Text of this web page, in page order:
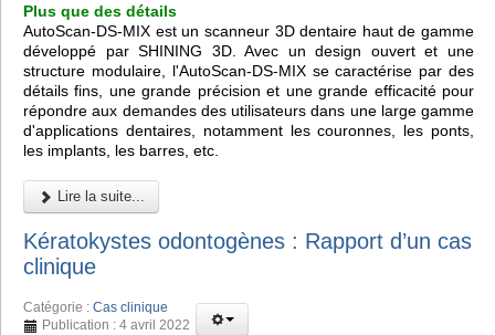
Plus que des détails
AutoScan-DS-MIX est un scanneur 3D dentaire haut de gamme
développé par SHINING 3D. Avec un design ouvert et une
structure modulaire, l'AutoScan-DS-MIX se caractérise par des
détails fins, une grande précision et une grande efficacité pour
répondre aux demandes des utilisateurs dans une large gamme
d'applications dentaires, notamment les couronnes, les ponts,
les implants, les barres, etc.
Lire la suite...
Kératokystes odontogènes : Rapport d’un cas
clinique
Catégorie : Cas clinique
Publication : 4 avril 2022